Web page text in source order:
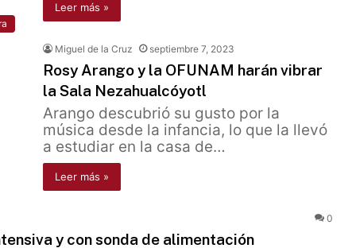
Leer más »
Miguel de la Cruz septiembre 7, 2023
Rosy Arango y la OFUNAM harán vibrar
la Sala Nezahualcóyotl
Arango descubrió su gusto por la
música desde la infancia, lo que la llevó
a estudiar en la casa de…
Leer más »
0
y con sonda de alimentación